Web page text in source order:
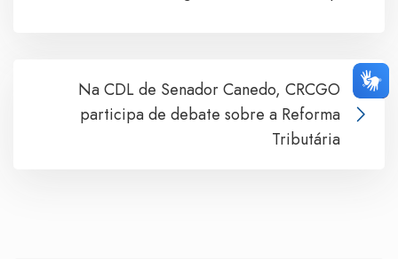
Na CDL de Senador Canedo, CRCGO
participa de debate sobre a Reforma
Tributária